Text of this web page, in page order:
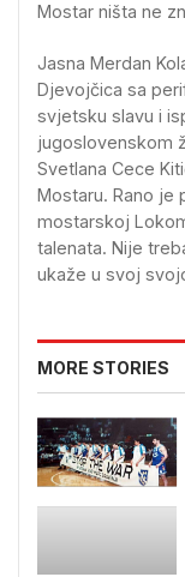
Mostar ništa ne
Jasna Merdan
Djevojčica sa
svjetsku slavu i
jugoslovenskom
Svetlana Cece
Mostaru. Rano je
mostarskoj
talenata. Nije
ukaže u svoj
MORE STORIES